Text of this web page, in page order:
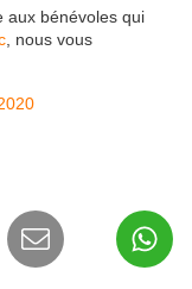
aux bénévoles qui
, nous vous